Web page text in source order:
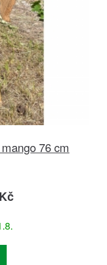
76 cm